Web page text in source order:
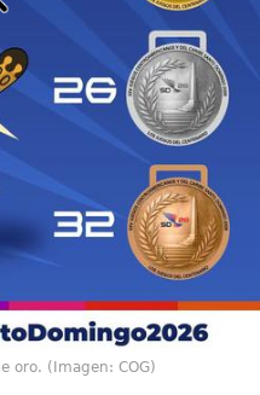
oro. (Imagen: COG)